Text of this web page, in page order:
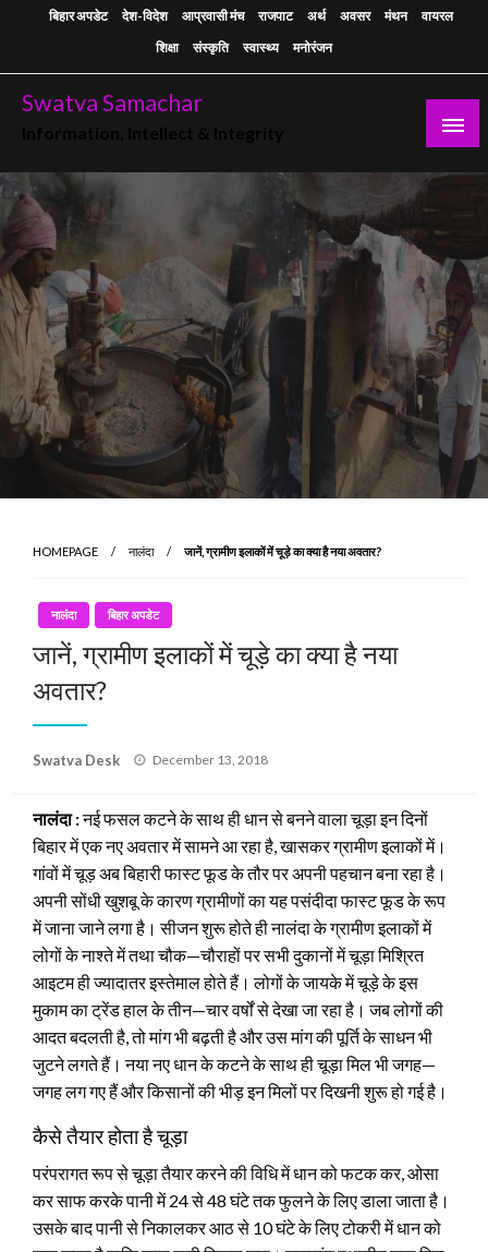
बिहार अपडेट देश-विदेश आप्रवासी मंच राजपाट अर्थ अवसर मंथन
वायरल
शिक्षा
संस्कृति स्वास्थ्य मनोरंजन
Swatva Samachar
HOMEPAGE नालंदा जानें, ग्रामीण इलाकों में चूड़े का क्या है नया अवतार?
नालंदा बिहार अपडेट
जानें, ग्रामीण इलाकों में चूड़े का क्या है नया
अवतार?
Swatva Desk
Posted
December 13, 2018
नालंदा :नई फसल कटने के साथ ही धान से बनने वाला चूड़ा इन दिनों
बिहार में एक नए अवतार में सामने आ रहा है, खासकर ग्रामीण इलाकों में।
गांवों में चूड़ अब बिहारी फास्ट फूड के तौर पर अपनी पहचान बना रहा है।
अपनी सोंधी खुशबू के कारण ग्रामीणों का यह पसंदीदा फास्ट फूड के रूप
में जाना जाने लगा है। सीजन शुरू होते ही नालंदा के ग्रामीण इलाकों में
लोगों के नाश्ते में तथा चौक—चौराहों पर सभी दुकानों में चूड़ा मिश्रित
आइटम ही ज्यादातर इस्तेमाल होते हैं। लोगों के जायके में चूड़े के इस
मुकाम का ट्रेंड हाल के तीन—चार वर्षों से देखा जा रहा है। जब लोगों की
आदत बदलती है, तो मांग भी बढ़ती है और उस मांग की पूर्ति के साधन भी
जुटने लगते हैं। नया नए धान के कटने के साथ ही चूड़ा मिल भी जगह—
जगह लग गए हैं और किसानों की भीड़ इन मिलों पर दिखनी शुरू हो गई है।
कैसे तैयार होता है चूड़ा
परंपरागत रूप से चूड़ा तैयार करने की विधि में धान को फटक कर, ओसा
कर साफ करके पानी में 24 से 48 घंटे तक फुलने के लिए डाला जाता है।
उसके बाद पानी से निकालकर आठ से 10 घंटे के लिए टोकरी में धान को